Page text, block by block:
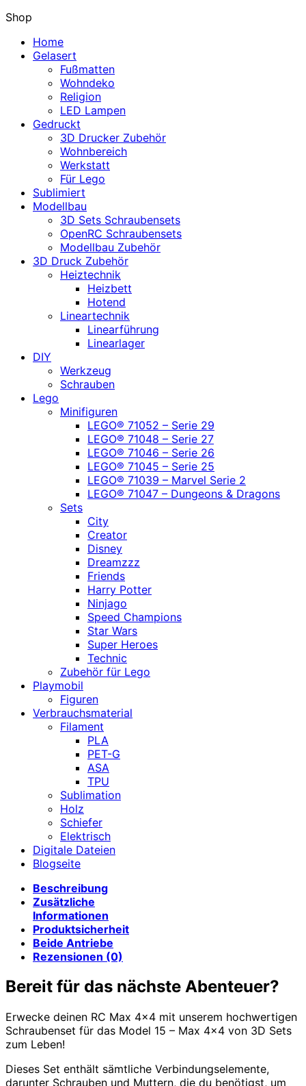
Shop
Home
Gelasert
Fußmatten
Wohndeko
Religion
LED Lampen
Gedruckt
3D Drucker Zubehör
Wohnbereich
Werkstatt
Für Lego
Sublimiert
Modellbau
3D Sets Schraubensets
OpenRC Schraubensets
Modellbau Zubehör
3D Druck Zubehör
Heiztechnik
Heizbett
Hotend
Lineartechnik
Linearführung
Linearlager
DIY
Werkzeug
Schrauben
Lego
Minifiguren
LEGO® 71052 – Serie 29
LEGO® 71048 – Serie 27
LEGO® 71046 – Serie 26
LEGO® 71045 – Serie 25
LEGO® 71039 – Marvel Serie 2
LEGO® 71047 – Dungeons & Dragons
Sets
City
Creator
Disney
Dreamzzz
Friends
Harry Potter
Ninjago
Speed Champions
Star Wars
Super Heroes
Technic
Zubehör für Lego
Playmobil
Figuren
Verbrauchsmaterial
Filament
PLA
PET-G
ASA
TPU
Sublimation
Holz
Schiefer
Elektrisch
Digitale Dateien
Blogseite
Beschreibung
Zusätzliche
Informationen
Produktsicherheit
Beide Antriebe
Rezensionen (0)
Bereit für das nächste Abenteuer?
Erwecke deinen RC Max 4×4 mit unserem hochwertigen
Schraubenset für das Model 15 – Max 4×4 von 3D Sets
zum Leben!
Dieses Set enthält sämtliche Verbindungselemente,
darunter Schrauben und Muttern, die du benötigst, um